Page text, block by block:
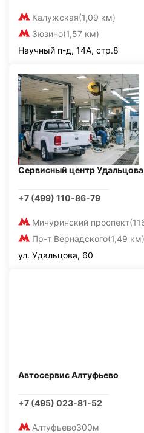
Калужская(1,09 км)
Зюзино(1,57 км)
Научный п-д, 14А, стр.8
Сервисный центр Удальцова
+7 (499) 110-86-79
Мичуринский проспект
Пр-т Вернадского(1,49 км)
ул. Удальцова, 60
Автосервис Алтуфьево
+7 (495) 023-81-52
Алтуфьево300м